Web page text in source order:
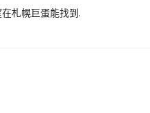
札幌巨蛋能找到.